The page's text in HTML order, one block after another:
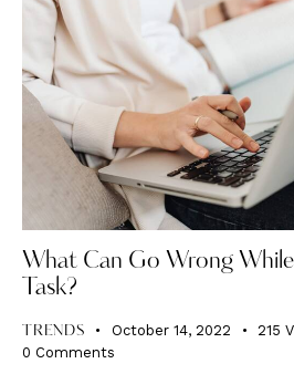
What Can Go Wrong
Task?
TRENDS October 14, 2022 215
0 Comments